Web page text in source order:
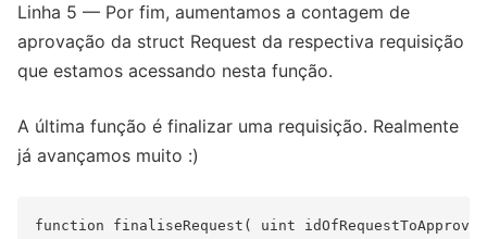
Linha 5 — Por fim, aumentamos a contagem de
aprovação da struct Request da respectiva requisição
que estamos acessando nesta função.
A última função é finalizar uma requisição. Realmente
já avançamos muito :)
function finaliseRequest( uint